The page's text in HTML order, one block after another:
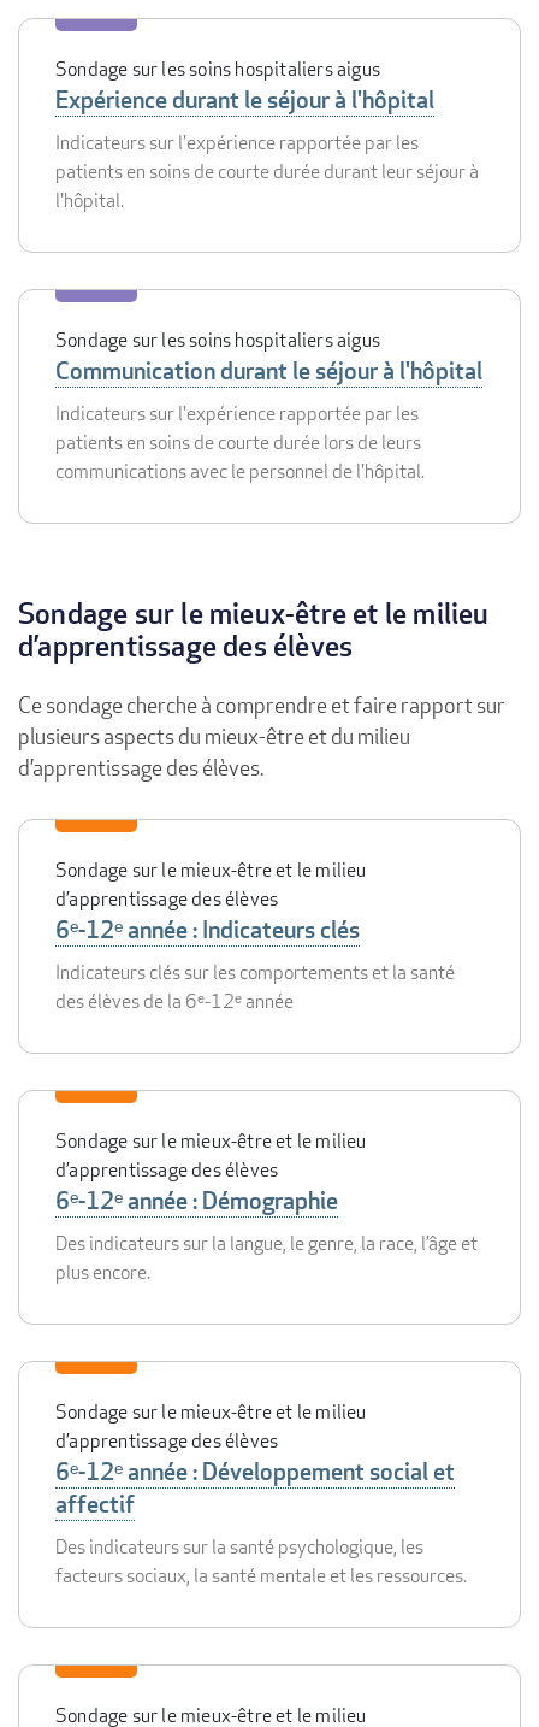
Sondage sur les soins hospitaliers aigus
Expérience durant le séjour à l'hôpital
Indicateurs sur l'expérience rapportée par les
patients en soins de courte durée durant leur séjour à
l'hôpital.
Sondage sur les soins hospitaliers aigus
Communication durant le séjour à l'hôpital
Indicateurs sur l'expérience rapportée par les
patients en soins de courte durée lors de leurs
communications avec le personnel de l'hôpital.
Sondage sur le mieux-être et le milieu
d’apprentissage des élèves
Ce sondage cherche à comprendre et faire rapport sur
plusieurs aspects du mieux-être et du milieu
d’apprentissage des élèves.
Sondage sur le mieux-être et le milieu
d’apprentissage des élèves
6ᵉ-12ᵉ année : Indicateurs clés
Indicateurs clés sur les comportements et la santé
des élèves de la 6ᵉ-12ᵉ année
Sondage sur le mieux-être et le milieu
d’apprentissage des élèves
6ᵉ-12ᵉ année : Démographie
Des indicateurs sur la langue, le genre, la race, l’âge et
plus encore.
Sondage sur le mieux-être et le milieu
d’apprentissage des élèves
6ᵉ-12ᵉ année : Développement social et
affectif
Des indicateurs sur la santé psychologique, les
facteurs sociaux, la santé mentale et les ressources.
Sondage sur le mieux-être et le milieu